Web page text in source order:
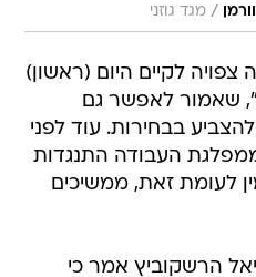
/ מגד גוזני
צפויה לקיים היום (ראשון)
שאמור לאפשר גם
בבחירות. עוד לפני
העבודה התנגדות
לעומת זאת, ממשיכים
הרשקוביץ אמר כי